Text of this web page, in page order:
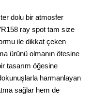
dolu bir atmosfer
ray spot tam size
ile dikkat çeken
ürünü olmanın ötesine
tasarım öğesine
harmanlayan
sağlar hem de